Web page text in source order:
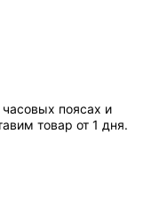
поясах и
товар от 1 дня.